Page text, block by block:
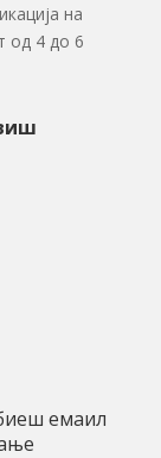
на
од 4 до 6
емаил